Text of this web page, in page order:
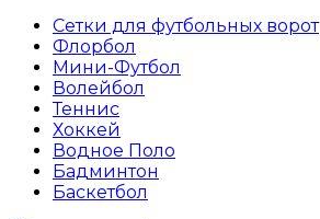
Сетки для футбольных ворот
Флорбол
Мини-Футбол
Волейбол
Теннис
Хоккей
Водное Поло
Бадминтон
Баскетбол